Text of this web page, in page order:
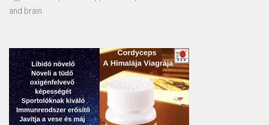
and brain